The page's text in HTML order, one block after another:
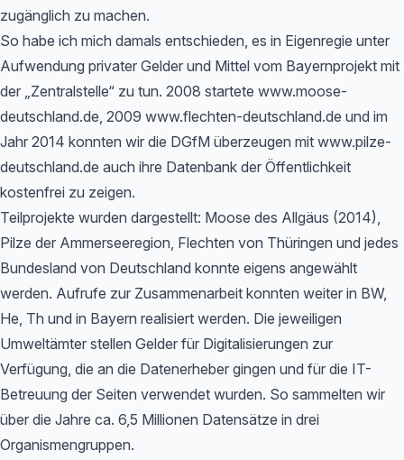
zugänglich zu machen.
So habe ich mich damals entschieden, es in Eigenregie unter
Aufwendung privater Gelder und Mittel vom Bayernprojekt mit
der „Zentralstelle“ zu tun. 2008 startete www.moose-
deutschland.de, 2009 www.flechten-deutschland.de und im
Jahr 2014 konnten wir die DGfM überzeugen mit www.pilze-
deutschland.de auch ihre Datenbank der Öffentlichkeit
kostenfrei zu zeigen.
Teilprojekte wurden dargestellt: Moose des Allgäus (2014),
Pilze der Ammerseeregion, Flechten von Thüringen und jedes
Bundesland von Deutschland konnte eigens angewählt
werden. Aufrufe zur Zusammenarbeit konnten weiter in BW,
He, Th und in Bayern realisiert werden. Die jeweiligen
Umweltämter stellen Gelder für Digitalisierungen zur
Verfügung, die an die Datenerheber gingen und für die IT-
Betreuung der Seiten verwendet wurden. So sammelten wir
über die Jahre ca. 6,5 Millionen Datensätze in drei
Organismengruppen.